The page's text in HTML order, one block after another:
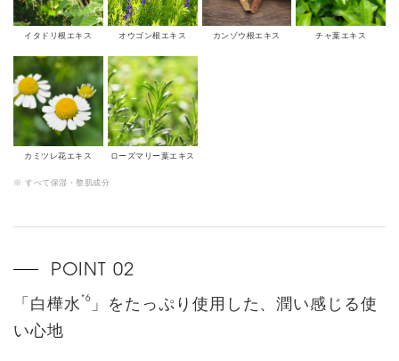
イタドリ根エキス オウゴン根エキス カンゾウ根エキス チャ葉エキス
カミツレ花エキス ローズマリー葉エキス
※ すべて保湿・整肌成分
「白樺水*6 」をたっぷり使用した、潤い感じる使
い心地